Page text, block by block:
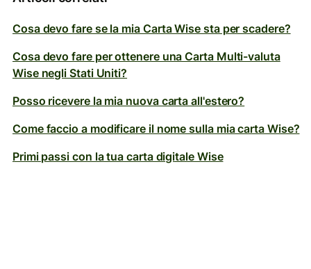
Cosa devo fare se la mia Carta Wise sta per scadere?
Cosa devo fare per ottenere una Carta Multi-valuta
Wise negli Stati Uniti?
Posso ricevere la mia nuova carta all'estero?
Come faccio a modificare il nome sulla mia carta Wise?
Primi passi con la tua carta digitale Wise